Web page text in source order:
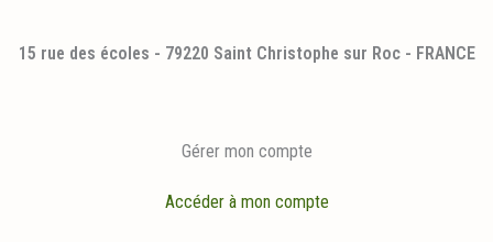
15 rue des écoles - 79220 Saint Christophe sur Roc - FRANCE
Gérer mon compte
Accéder à mon compte